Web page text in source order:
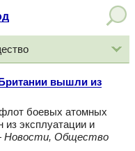
вышли из
боевых атомных
эксплуатации и
Новости, Общество